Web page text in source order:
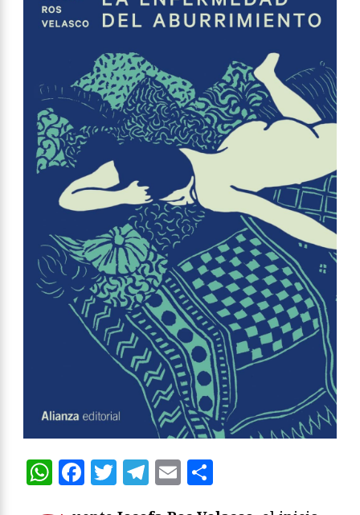
WhatsApp
Facebook
Twitter
Telegram
Email